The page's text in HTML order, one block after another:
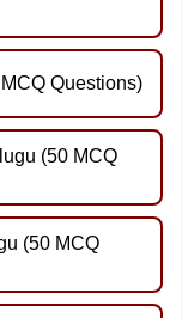
Questions)
(50 MCQ
(50 MCQ